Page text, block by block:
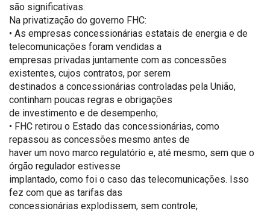
são significativas.
Na privatização do governo FHC:
• As empresas concessionárias estatais de energia e de
telecomunicações foram vendidas a
empresas privadas juntamente com as concessões
existentes, cujos contratos, por serem
destinados a concessionárias controladas pela União,
continham poucas regras e obrigações
de investimento e de desempenho;
• FHC retirou o Estado das concessionárias, como
repassou as concessões mesmo antes de
haver um novo marco regulatório e, até mesmo, sem que o
órgão regulador estivesse
implantado, como foi o caso das telecomunicações. Isso
fez com que as tarifas das
concessionárias explodissem, sem controle;